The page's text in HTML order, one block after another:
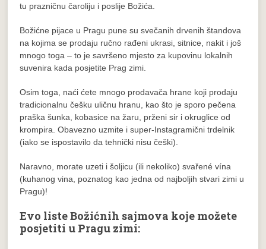
tu prazničnu čaroliju i poslije Božića.
Božićne pijace u Pragu pune su svečanih drvenih štandova
na kojima se prodaju ručno rađeni ukrasi, sitnice, nakit i još
mnogo toga – to je savršeno mjesto za kupovinu lokalnih
suvenira kada posjetite Prag zimi.
Osim toga, naći ćete mnogo prodavača hrane koji prodaju
tradicionalnu češku uličnu hranu, kao što je sporo pečena
praška šunka, kobasice na žaru, prženi sir i okruglice od
krompira. Obavezno uzmite i super-Instagramični trdelnik
(iako se ispostavilo da tehnički nisu češki).
Naravno, morate uzeti i šoljicu (ili nekoliko) svařené vína
(kuhanog vina, poznatog kao jedna od najboljih stvari zimi u
Pragu)!
Evo liste Božićnih sajmova koje možete
posjetiti u Pragu zimi: